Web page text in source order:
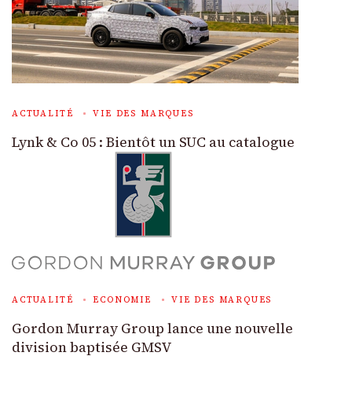
ACTUALITÉ VIE DES MARQUES
Lynk & Co 05 : Bientôt un SUC au catalogue
ACTUALITÉ ECONOMIE VIE DES MARQUES
Gordon Murray Group lance une nouvelle
division baptisée GMSV